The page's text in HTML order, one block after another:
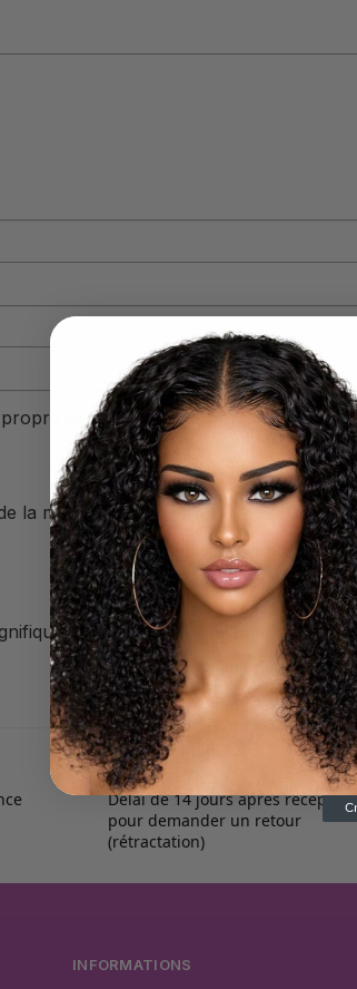
expérience et mon véritable avis.
la mèche. Merci bien
La qualité est impeccable
Retours
Délai de 14 jours après réception
pour demander un retour
(rétractation)
INFORMATIONS